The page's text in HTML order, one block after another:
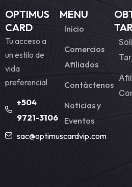
OPTIMUS
CARD
Tu acceso a
un estilo de
vida
preferencial
+504
9721-3106
sac@optimuscardvip.com
MENU
Inicio
Comercios
Afiliados
Contáctenos
Noticias y
Eventos